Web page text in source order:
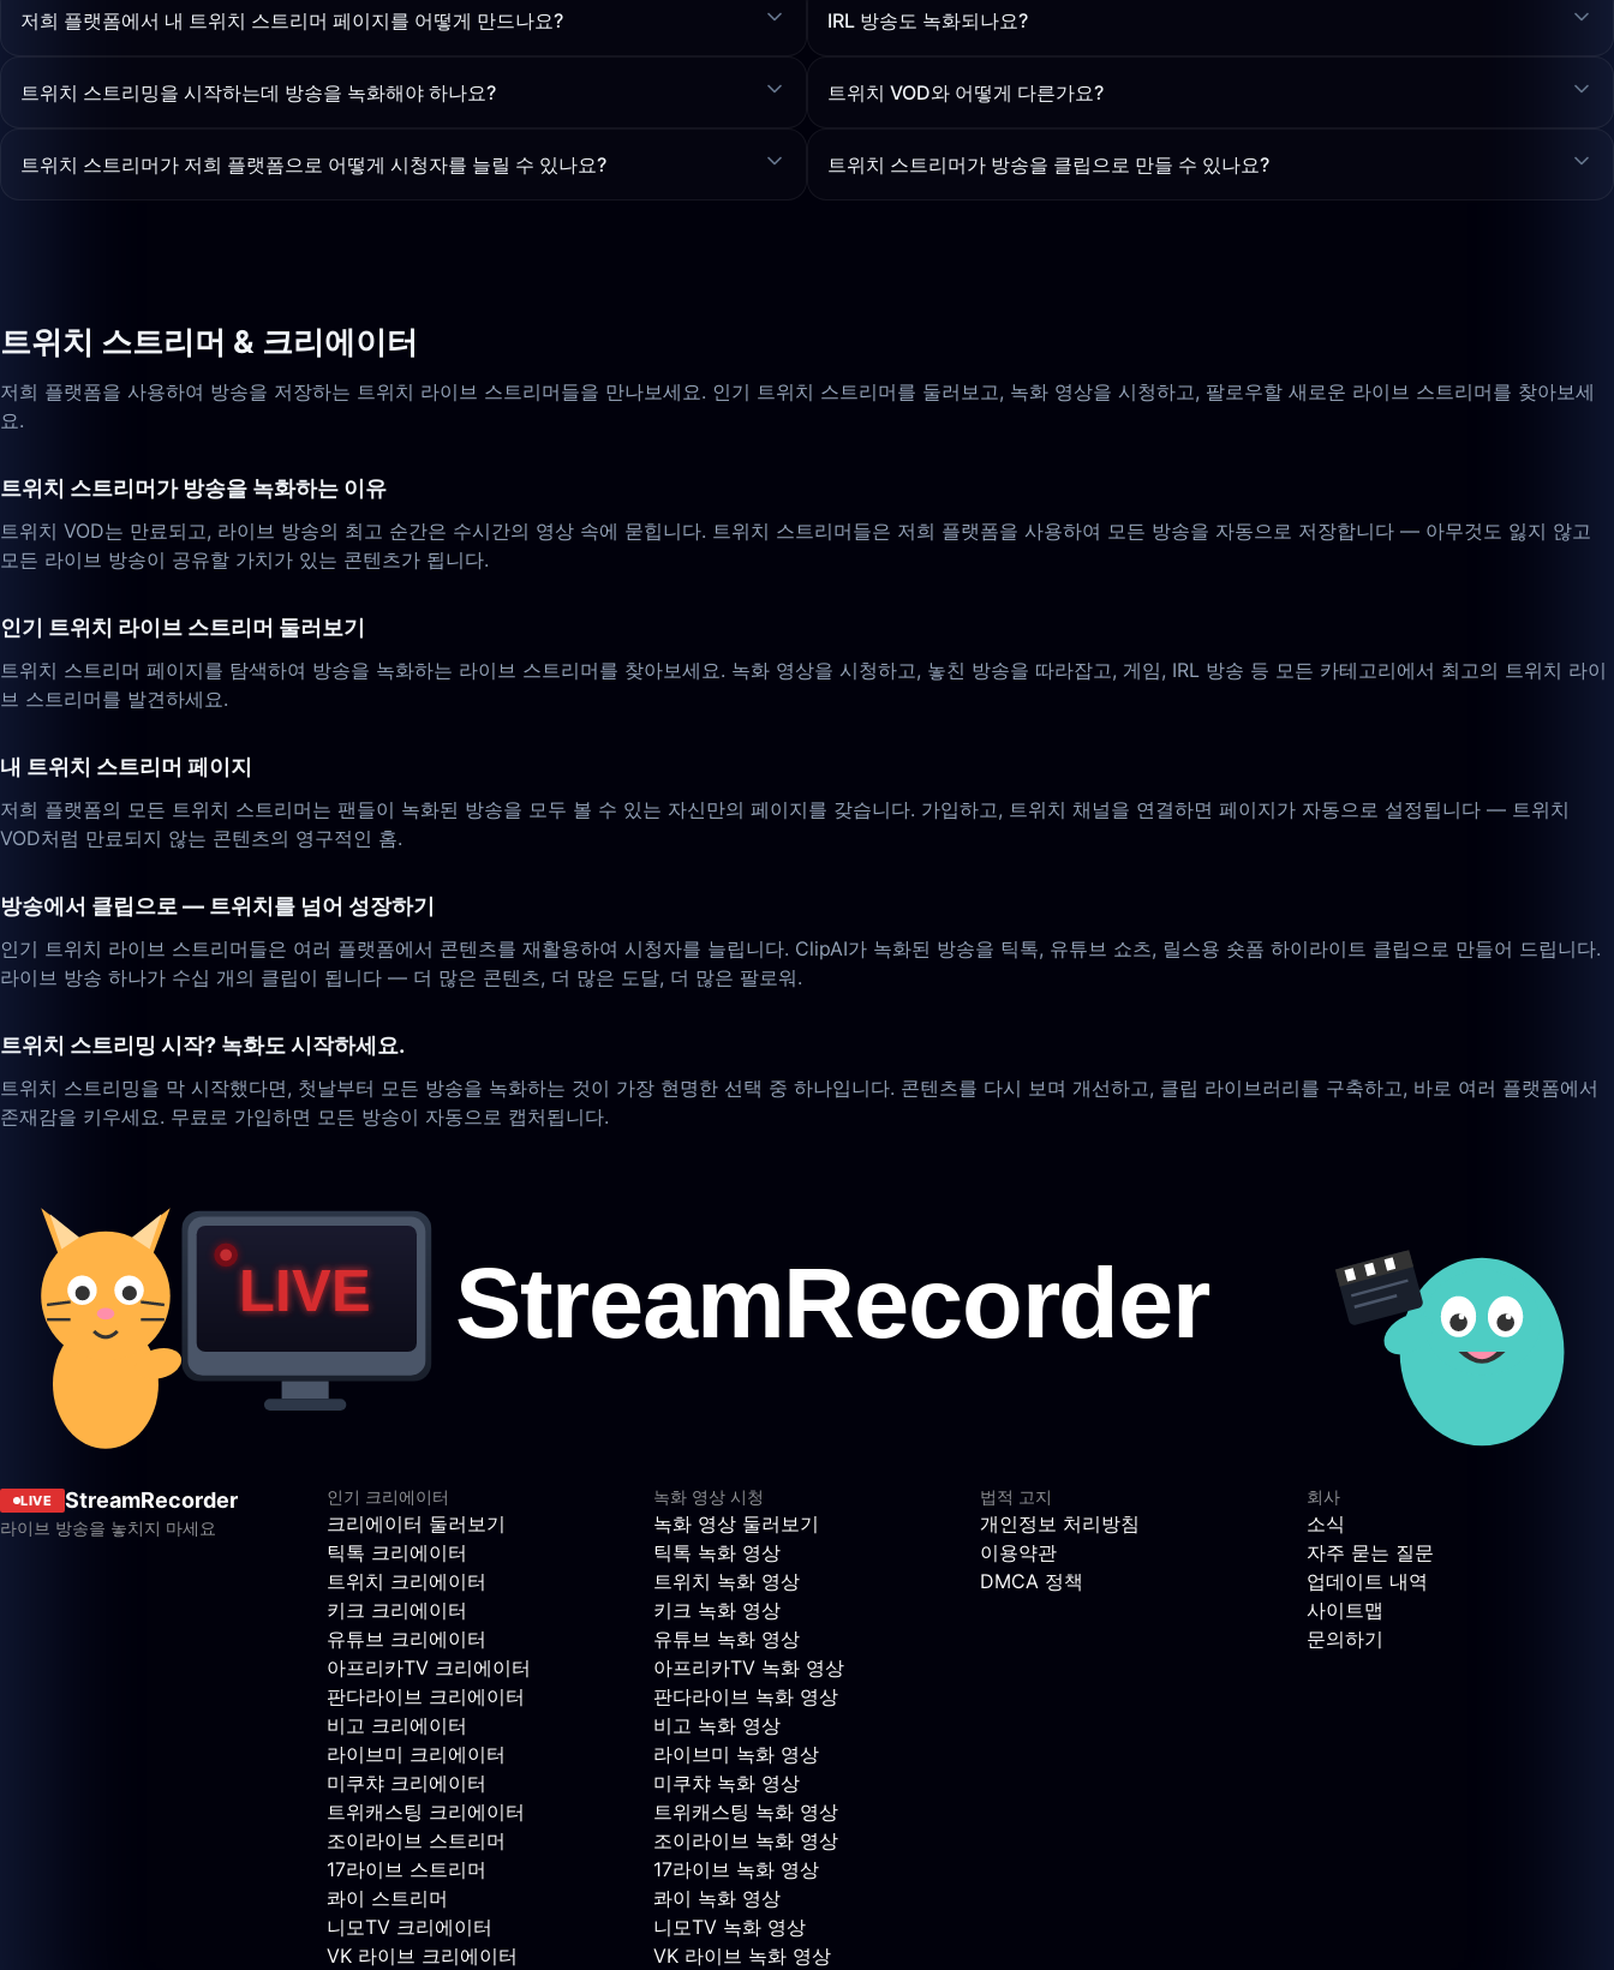
저희 플랫폼에서 내 트위치 스트리머 페이지를 어떻게 만드나요?
트위치 스트리밍을 시작하는데 방송을 녹화해야 하나요?
트위치 스트리머가 저희 플랫폼으로 어떻게 시청자를 늘릴 수 있나요?
IRL 방송도 녹화되나요?
트위치 VOD와 어떻게 다른가요?
트위치 스트리머가 방송을 클립으로 만들 수 있나요?
트위치 스트리머 & 크리에이터
저희 플랫폼을 사용하여 방송을 저장하는 트위치 라이브 스트리머들을 만나보세요. 인기 트위치 스트리머를 둘러보고, 녹화 영상을 시청하고, 팔로우할 새로운 라이브 스트리머를 찾아보세
요.
트위치 스트리머가 방송을 녹화하는 이유
트위치 VOD는 만료되고, 라이브 방송의 최고 순간은 수시간의 영상 속에 묻힙니다. 트위치 스트리머들은 저희 플랫폼을 사용하여 모든 방송을 자동으로 저장합니다 — 아무것도 잃지 않고
모든 라이브 방송이 공유할 가치가 있는 콘텐츠가 됩니다.
인기 트위치 라이브 스트리머 둘러보기
트위치 스트리머 페이지를 탐색하여 방송을 녹화하는 라이브 스트리머를 찾아보세요. 녹화 영상을 시청하고, 놓친 방송을 따라잡고, 게임, IRL 방송 등 모든 카테고리에서 최고의 트위치 라이
브 스트리머를 발견하세요.
내 트위치 스트리머 페이지
저희 플랫폼의 모든 트위치 스트리머는 팬들이 녹화된 방송을 모두 볼 수 있는 자신만의 페이지를 갖습니다. 가입하고, 트위치 채널을 연결하면 페이지가 자동으로 설정됩니다 — 트위치
VOD처럼 만료되지 않는 콘텐츠의 영구적인 홈.
방송에서 클립으로 — 트위치를 넘어 성장하기
인기 트위치 라이브 스트리머들은 여러 플랫폼에서 콘텐츠를 재활용하여 시청자를 늘립니다. ClipAI가 녹화된 방송을 틱톡, 유튜브 쇼츠, 릴스용 숏폼 하이라이트 클립으로 만들어 드립니다.
라이브 방송 하나가 수십 개의 클립이 됩니다 — 더 많은 콘텐츠, 더 많은 도달, 더 많은 팔로워.
트위치 스트리밍 시작? 녹화도 시작하세요.
트위치 스트리밍을 막 시작했다면, 첫날부터 모든 방송을 녹화하는 것이 가장 현명한 선택 중 하나입니다. 콘텐츠를 다시 보며 개선하고, 클립 라이브러리를 구축하고, 바로 여러 플랫폼에서
존재감을 키우세요. 무료로 가입하면 모든 방송이 자동으로 캡처됩니다.
LIVE StreamRecorder
라이브 방송을 놓치지 마세요
인기 크리에이터
크리에이터 둘러보기
틱톡 크리에이터
트위치 크리에이터
키크 크리에이터
유튜브 크리에이터
아프리카TV 크리에이터
판다라이브 크리에이터
비고 크리에이터
라이브미 크리에이터
미쿠챠 크리에이터
트위캐스팅 크리에이터
조이라이브 스트리머
17라이브 스트리머
콰이 스트리머
니모TV 크리에이터
VK 라이브 크리에이터
녹화 영상 시청
녹화 영상 둘러보기
틱톡 녹화 영상
트위치 녹화 영상
키크 녹화 영상
유튜브 녹화 영상
아프리카TV 녹화 영상
판다라이브 녹화 영상
비고 녹화 영상
라이브미 녹화 영상
미쿠챠 녹화 영상
트위캐스팅 녹화 영상
조이라이브 녹화 영상
17라이브 녹화 영상
콰이 녹화 영상
니모TV 녹화 영상
VK 라이브 녹화 영상
법적 고지
개인정보 처리방침
이용약관
DMCA 정책
회사
소식
자주 묻는 질문
업데이트 내역
사이트맵
문의하기